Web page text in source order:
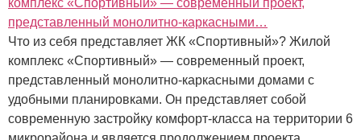
Что из себя представляет ЖК «Спортивный»? Жилой
комплекс «Спортивный» — современный проект,
представленный монолитно-каркасными домами с
удобными планировками. Он представляет собой
современную застройку комфорт-класса на территории 6